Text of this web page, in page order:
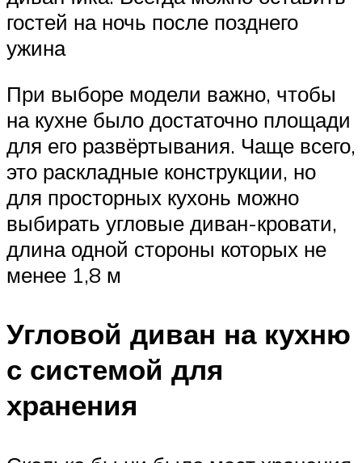
гостей на ночь после позднего
ужина
При выборе модели важно, чтобы
на кухне было достаточно площади
для его развёртывания. Чаще всего,
это раскладные конструкции, но
для просторных кухонь можно
выбирать угловые диван-кровати,
длина одной стороны которых не
менее 1,8 м
Угловой диван на кухню
с системой для
хранения